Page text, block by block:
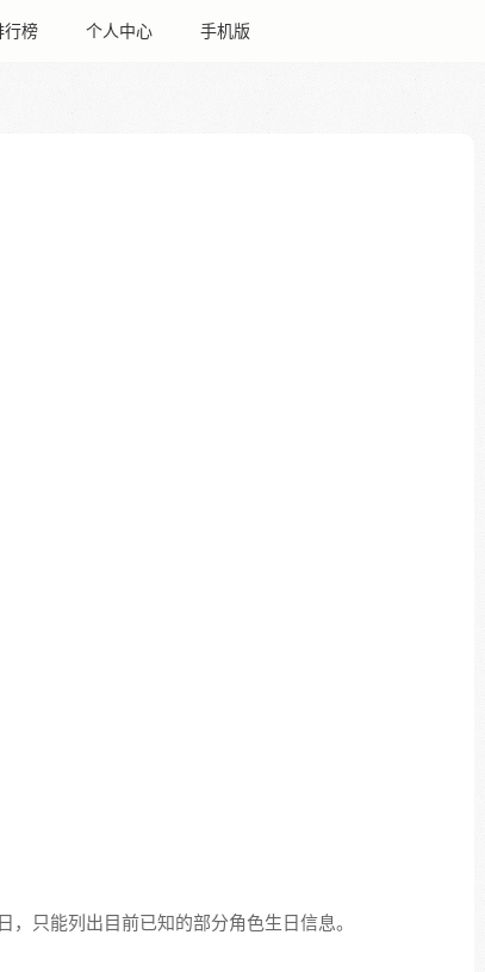
行榜 个人中心 手机版
，只能列出目前已知的部分角色生日信息。